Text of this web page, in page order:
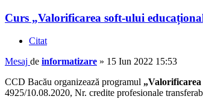
Curs „Valorificarea soft-ului
Citat
Mesaj de informatizare » 15 Iun 2022 15:53
CCD Bacău organizează programul
4925/10.08.2020, Nr. credite profesionale